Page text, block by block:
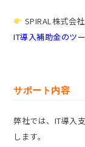
SPIRAL株式会
IT導入補助金のツ
サポート内容
弊社では、IT導入
します。